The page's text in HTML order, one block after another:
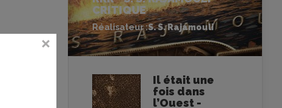
CRITIQUE
Réalisateur :S. S. Rajamouli
Il était une
fois dans
l’Ouest -